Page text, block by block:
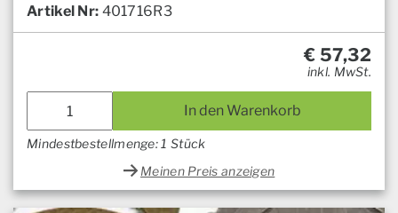
Artikel Nr: 401716R3
€ 57,32
inkl. MwSt.
In den Warenkorb
Mindestbestellmenge: 1 Stück
Meinen Preis anzeigen